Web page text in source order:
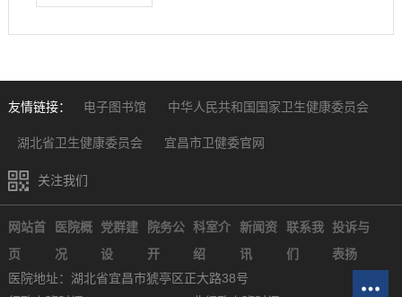
友情链接： 电子图书馆 中华人民共和国国家卫生健康委员会
湖北省卫生健康委员会 宜昌市卫健委官网
关注我们
网站首
页
医院概
况
党群建
设
院务公
开
科室介
绍
新闻资
讯
联系我
们
投诉与
表扬
医院地址：湖北省宜昌市猇亭区正大路38号